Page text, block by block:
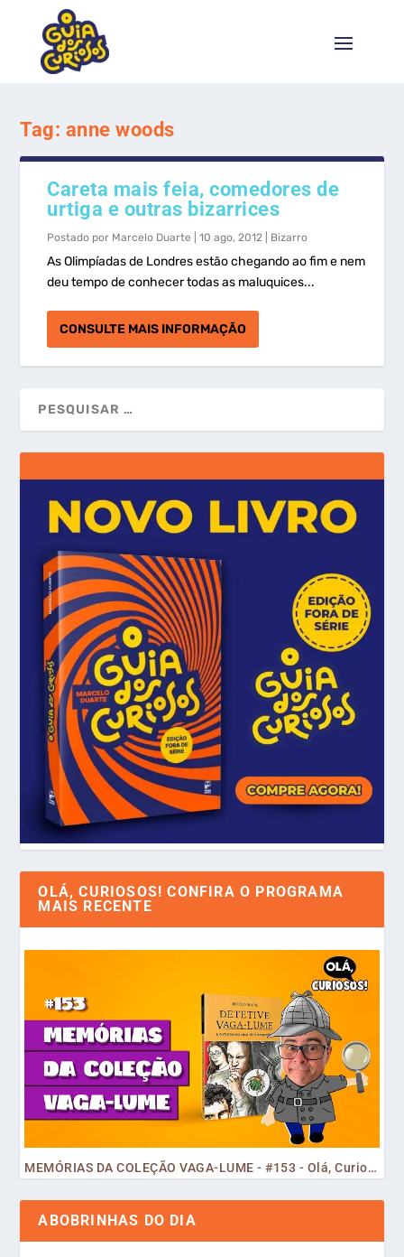
Tag: anne woods
Careta mais feia, comedores de
urtiga e outras bizarrices
Postado por Marcelo Duarte |10 ago, 2012 Bizarro
As Olimpíadas de Londres estão chegando ao fim e nem
deu tempo de conhecer todas as maluquices...
CONSULTE MAIS INFORMAÇÃO
OLÁ, CURIOSOS! CONFIRA O PROGRAMA
MAIS RECENTE
MEMÓRIAS DA COLEÇÃO VAGA-LUME - #153 - Olá, Curiosos! 2023
ABOBRINHAS DO DIA